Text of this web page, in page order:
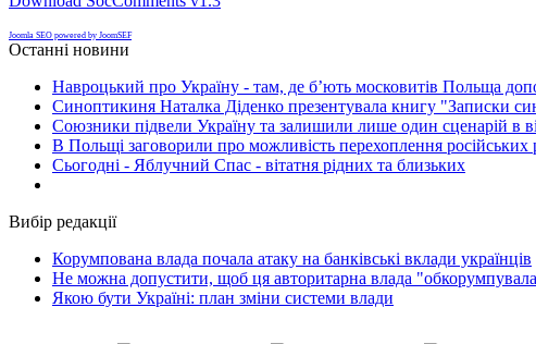
Joomla SEO powered by JoomSEF
Останні новини
Навроцький про Україну - там, де б’ють московитів Польща
Синоптикиня Наталка Діденко презентувала книгу "Записки
Союзники підвели Україну та залишили лише один сценарій в
В Польщі заговорили про можливість перехоплення російських
Сьогодні - Яблучний Спас - вітатня рідних та близьких
Вибір редакції
Корумпована влада почала атаку на банківські вклади українців
Не можна допустити, щоб ця авторитарна влада
Якою бути Україні: план зміни системи влади